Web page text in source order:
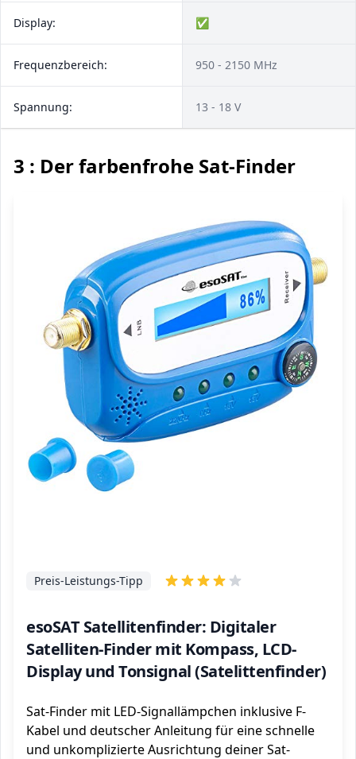
Display: ✅
Frequenzbereich: 950 - 2150 MHz
Spannung: 13 - 18 V
3 : Der farbenfrohe Sat-Finder
esoSAT Satellitenfinder: Digitaler
Satelliten-Finder mit Kompass, LCD-
Display und Tonsignal (Satelittenfinder)
Preis-Leistungs-Tipp
Sat-Finder mit LED-Signallämpchen inklusive F-
Kabel und deutscher Anleitung für eine schnelle
und unkomplizierte Ausrichtung deiner Sat-